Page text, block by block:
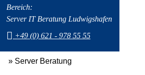
Bereich:
Server IT Beratung Ludwigshafen
+49 (0) 621 - 978 55 55
» Server Beratung